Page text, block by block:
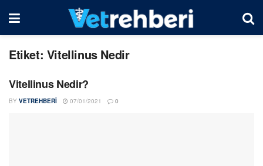
Etiket: Vitellinus Nedir
Vitellinus Nedir?
BY VETREHBERI 07/01/2021 0